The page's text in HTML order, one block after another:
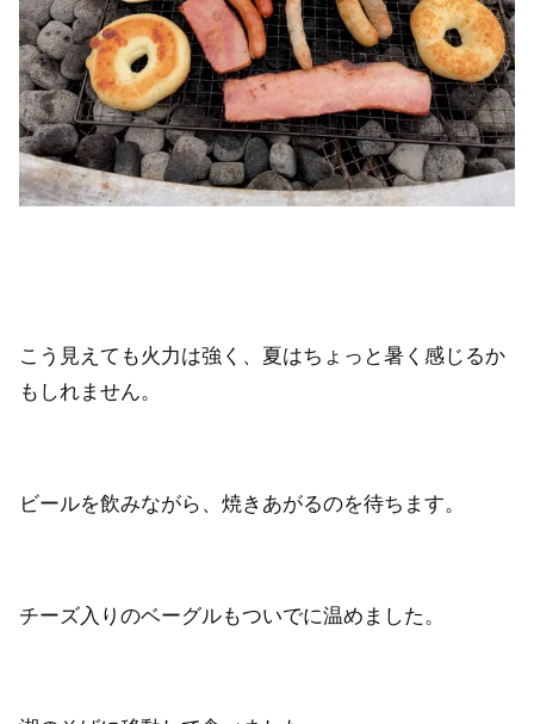
こう見えても火力は強く、夏はちょっと暑く感じるか
もしれません。
ビールを飲みながら、焼きあがるのを待ちます。
チーズ入りのベーグルもついでに温めました。